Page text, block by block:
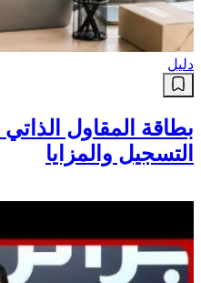
دليل
التسجيل والمزايا